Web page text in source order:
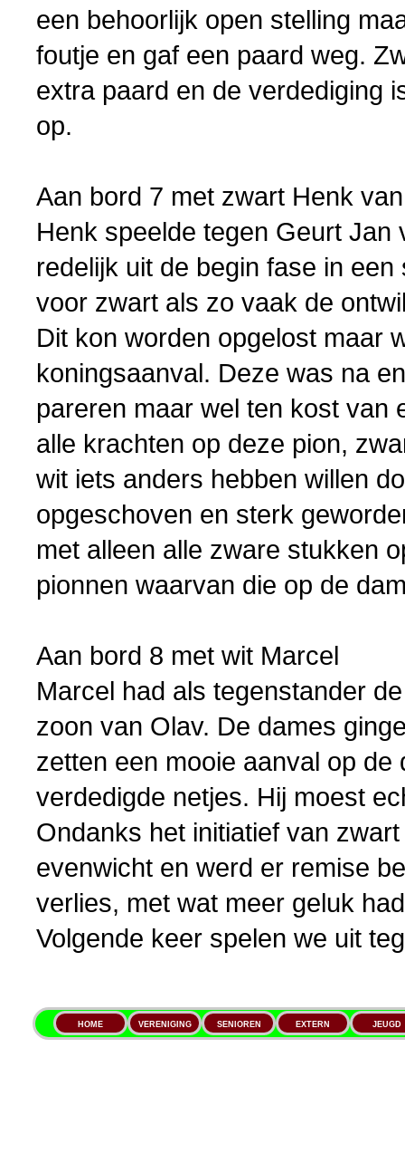
een behoorlijk open stelling
foutje en gaf een paard weg.
extra paard en de verdediging
op.
Aan bord 7 met zwart Henk
Henk speelde tegen Geurt
redelijk uit de begin fase in
voor zwart als zo vaak de
Dit kon worden opgelost maar
koningsaanval. Deze was na
pareren maar wel ten kost van
alle krachten op deze pion,
wit iets anders hebben willen
opgeschoven en sterk
met alleen alle zware stukken
pionnen waarvan die op de
Aan bord 8 met wit Marcel
Marcel had als tegenstander
zoon van Olav. De dames
zetten een mooie aanval op
verdedigde netjes. Hij moest
Ondanks het initiatief van
evenwicht en werd er remise
verlies, met wat meer geluk
Volgende keer spelen we uit
HOME VERENIGING SENIOREN EXTERN JEUGD